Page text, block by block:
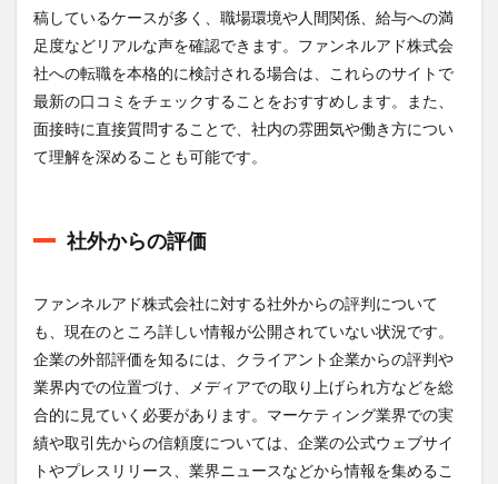
稿しているケースが多く、職場環境や人間関係、給与への満
足度などリアルな声を確認できます。ファンネルアド株式会
社への転職を本格的に検討される場合は、これらのサイトで
最新の口コミをチェックすることをおすすめします。また、
面接時に直接質問することで、社内の雰囲気や働き方につい
て理解を深めることも可能です。
社外からの評価
ファンネルアド株式会社に対する社外からの評判について
も、現在のところ詳しい情報が公開されていない状況です。
企業の外部評価を知るには、クライアント企業からの評判や
業界内での位置づけ、メディアでの取り上げられ方などを総
合的に見ていく必要があります。マーケティング業界での実
績や取引先からの信頼度については、企業の公式ウェブサイ
トやプレスリリース、業界ニュースなどから情報を集めるこ